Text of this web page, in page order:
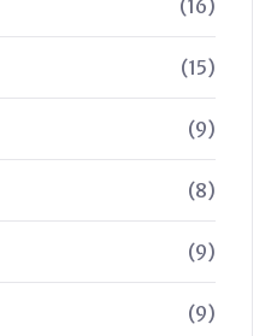
(16)
(15)
(9)
(8)
(9)
(9)